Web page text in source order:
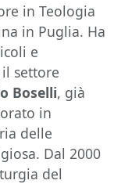
in Teologia
in Puglia. Ha
e
settore
Boselli, già
in
delle
Dal 2000
del